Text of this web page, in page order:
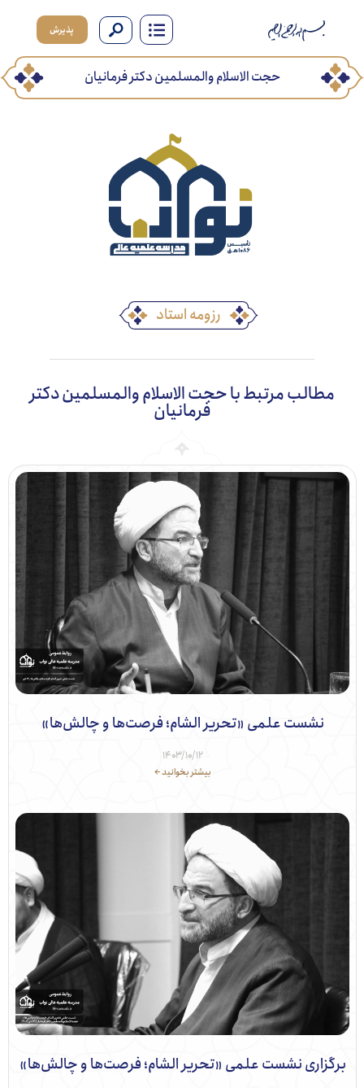
حجت الاسلام والمسلمین دکتر فرمانیان
رزومه استاد
مرتبط با حجت الاسلام والمسلمین دکتر
فرمانیان
نشست علمی «تحریر الشام؛ فرصت‌ها و چالش‌ها»
۱۴۰۳/۱۰/۱۲
بیشتر بخوانید ←
نشست علمی «تحریر الشام؛ فرصت‌ها و چالش‌ها»